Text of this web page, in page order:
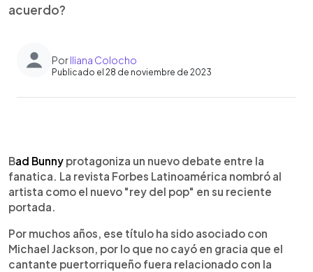
acuerdo?
PorIliana Colocho
Publicado el 28 de noviembre de 2023
Escuchar artículo
Bad Bunny protagoniza un nuevo debate entre la
fanatica. La revista Forbes Latinoamérica nombró al
artista como el nuevo "rey del pop" en su reciente
portada.
Por muchos años, ese título ha sido asociado con
Michael Jackson, por lo que no cayó en gracia que el
cantante puertorriqueño fuera relacionado con la